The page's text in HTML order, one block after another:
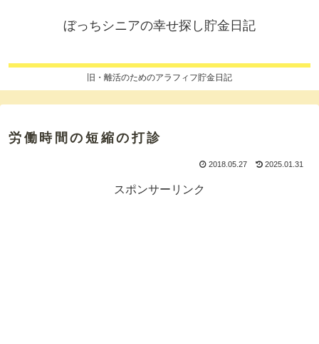
ぼっちシニアの幸せ探し貯金日記
旧・離活のためのアラフィフ貯金日記
労働時間の短縮の打診
2018.05.27 2025.01.31
スポンサーリンク